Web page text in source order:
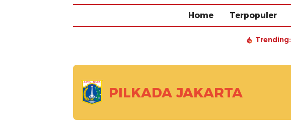
Home Terpopuler
Trending:
PILKADA JAKARTA